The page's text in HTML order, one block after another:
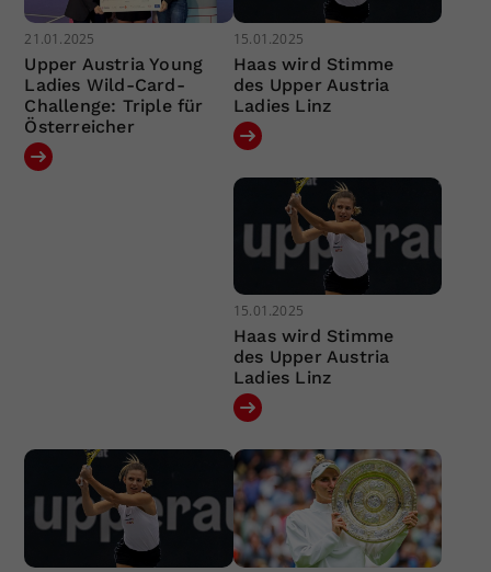
21.01.2025
Upper Austria Young
Ladies Wild-Card-
Challenge: Triple für
Österreicher
15.01.2025
Haas wird Stimme
des Upper Austria
Ladies Linz
15.01.2025
Haas wird Stimme
des Upper Austria
Ladies Linz